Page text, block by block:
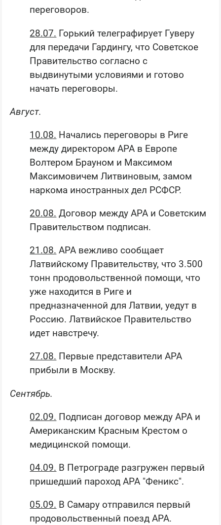
переговоров.
28.07. Горький телеграфирует Гуверу
для передачи Гардингу, что Советское
Правительство согласно с
выдвинутыми условиями и готово
начать переговоры.
Август.
10.08. Начались переговоры в Риге
между директором АРА в Европе
Волтером Брауном и Максимом
Максимовичем Литвиновым, замом
наркома иностранных дел РСФСР.
20.08. Договор между АРА и Советским
Правительством подписан.
21.08. АРА вежливо сообщает
Латвийскому Правительству, что 3.500
тонн продовольственной помощи, что
уже находится в Риге и
предназначенной для Латвии, уедут в
Россию. Латвийское Правительство
идет навстречу.
27.08. Первые представители АРА
прибыли в Москву.
Сентябрь.
02.09. Подписан договор между АРА и
Американским Красным Крестом о
медицинской помощи.
04.09. В Петрограде разгружен первый
пришедший пароход АРА "Феникс".
05.09. В Самару отправился первый
продовольственный поезд АРА.